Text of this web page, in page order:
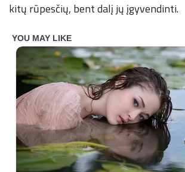
kitų rūpesčių, bent dalį jų įgyvendinti.